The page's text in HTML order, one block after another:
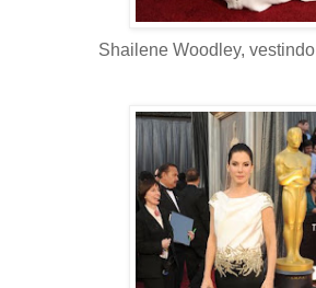
Shailene Woodley, vestindo